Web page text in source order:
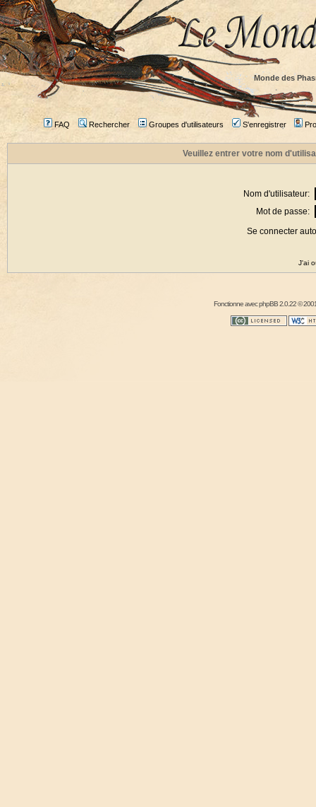
Monde des
FAQ Rechercher Groupes d'utilisateurs S'enregistrer
Veuillez entrer votre nom
Nom d'utilisateur:
Mot de passe:
Se connecter
J'ai
Fonctionne avecphpBB2.0.22 ©